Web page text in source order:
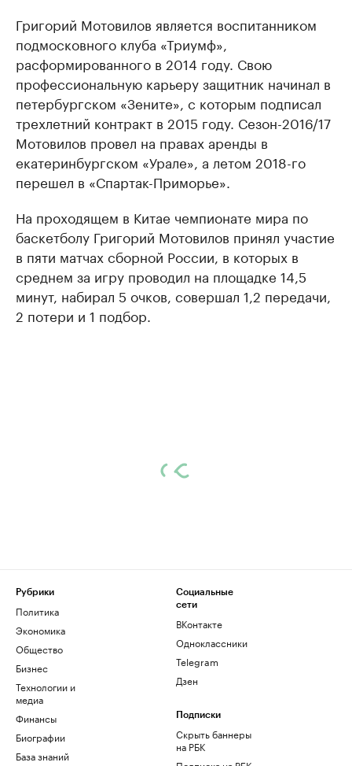
Григорий Мотовилов является воспитанником
подмосковного клуба «Триумф»,
расформированного в 2014 году. Свою
профессиональную карьеру защитник начинал в
петербургском «Зените», с которым подписал
трехлетний контракт в 2015 году. Сезон-2016/17
Мотовилов провел на правах аренды в
екатеринбургском «Урале», а летом 2018-го
перешел в «Спартак-Приморье».
На проходящем в Китае чемпионате мира по
баскетболу Григорий Мотовилов принял участие
в пяти матчах сборной России, в которых в
среднем за игру проводил на площадке 14,5
минут, набирал 5 очков, совершал 1,2 передачи,
2 потери и 1 подбор.
Рубрики
Политика
Экономика
Общество
Бизнес
Технологии и
медиа
Финансы
Биографии
База знаний
Социальные
сети
ВКонтакте
Одноклассники
Telegram
Дзен
Подписки
Скрыть баннеры
на РБК